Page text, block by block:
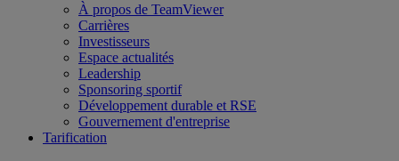
À propos de TeamViewer
Carrières
Investisseurs
Espace actualités
Leadership
Sponsoring sportif
Développement durable et RSE
Gouvernement d'entreprise
Tarification